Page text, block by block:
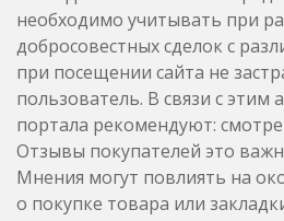
необходимо учитывать при
добросовестных сделок с
при посещении сайта не
пользователь. В связи с этим
портала рекомендуют:
Отзывы покупателей это
Мнения могут повлиять на
о покупке товара или